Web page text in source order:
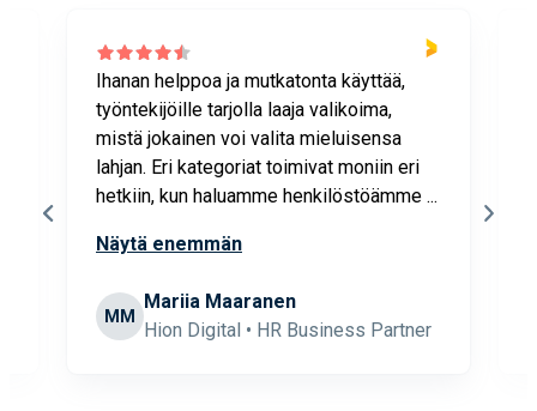
Ihanan helppoa ja mutkatonta käyttää,
työntekijöille tarjolla laaja valikoima,
mistä jokainen voi valita mieluisensa
lahjan. Eri kategoriat toimivat moniin eri
hetkiin, kun haluamme henkilöstöämme ...
Näytä enemmän
MM
Mariia Maaranen
Hion Digital • HR Business Partner